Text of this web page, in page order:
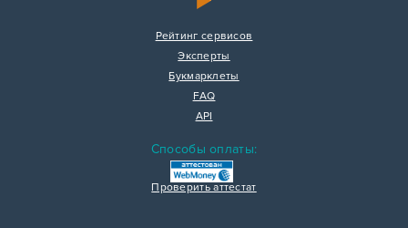
Рейтинг сервисов
Эксперты
Букмарклеты
FAQ
API
Способы оплаты:
Проверить аттестат